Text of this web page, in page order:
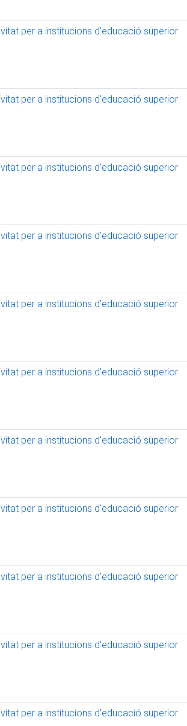
per a institucions d'educació superior
per a institucions d'educació superior
per a institucions d'educació superior
per a institucions d'educació superior
per a institucions d'educació superior
per a institucions d'educació superior
per a institucions d'educació superior
per a institucions d'educació superior
per a institucions d'educació superior
per a institucions d'educació superior
per a institucions d'educació superior